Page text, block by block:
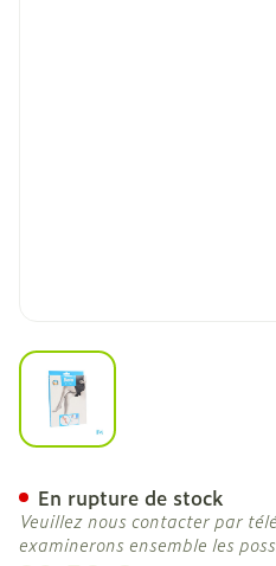
View larger image
En rupture de stock
Veuillez nous contacter par
examinerons ensemble les